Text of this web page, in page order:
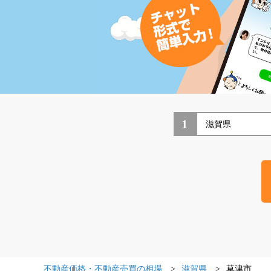
1
不動産価格・不動産売買の相場 滋賀県 草津市